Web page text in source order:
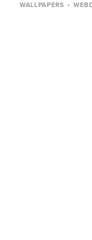
WALLPAPERS